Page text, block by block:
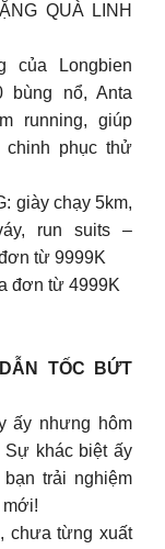
QUÀ LINH
Longbien
bùng nổ, Anta
running, giúp
phục thử
giày chạy 5km,
run suits –
từ 9999K
đơn từ 4999K
TỐC BỨT
ấy nhưng hôm
Sự khác biệt ấy
trải nghiệm
mới!
chưa từng xuất